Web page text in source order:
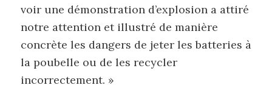
voir une démonstration d’explosion a attiré
notre attention et illustré de manière
concrète les dangers de jeter les batteries à
la poubelle ou de les recycler
incorrectement. »